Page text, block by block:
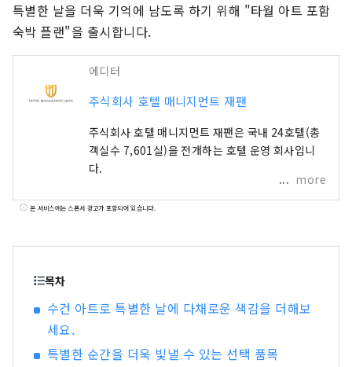
특별한 날을 더욱 기억에 남도록 하기 위해 "타월 아트 포함
숙박 플랜"을 출시합니다.
에디터
주식회사 호텔 매니지먼트 재팬
주식회사 호텔 매니지먼트 재팬은 국내 24호텔(총
객실수 7,601실)을 전개하는 호텔 운영 회사입니
다.
more
본 서비스에는 스폰서 광고가 포함되어 있습니다.
목차
수건 아트로 특별한 날에 다채로운 색감을 더해보
세요.
특별한 순간을 더욱 빛낼 수 있는 선택 품목